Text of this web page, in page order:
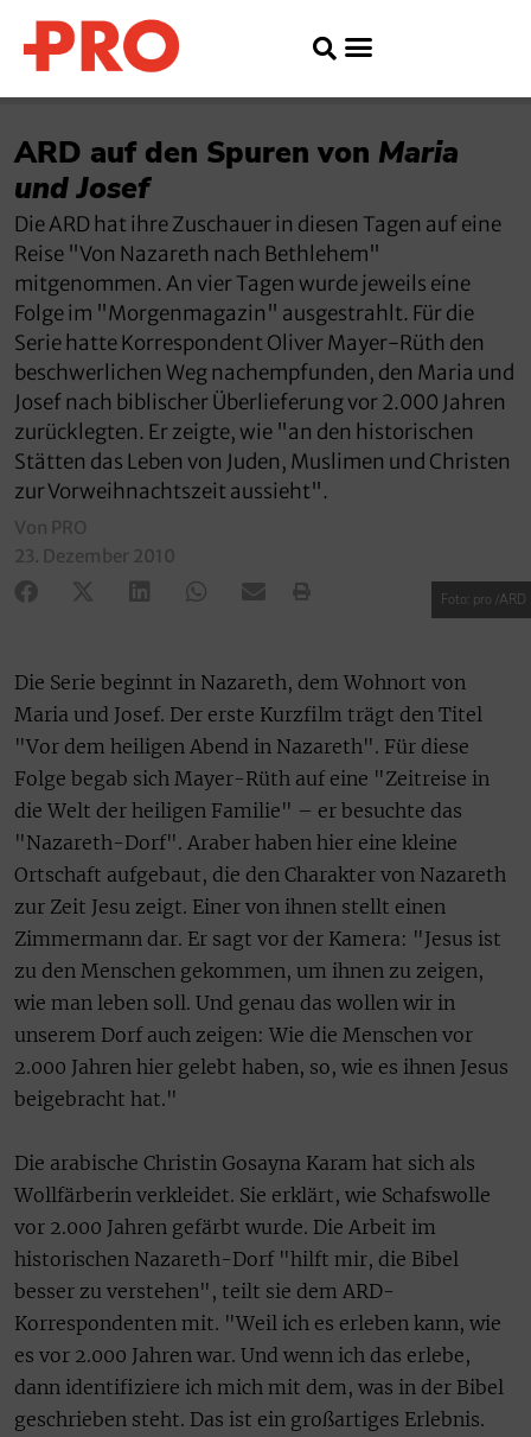
ARD auf den Spuren von Maria
und Josef
Die ARD hat ihre Zuschauer in diesen Tagen auf eine
Reise "Von Nazareth nach Bethlehem"
mitgenommen. An vier Tagen wurde jeweils eine
Folge im "Morgenmagazin" ausgestrahlt. Für die
Serie hatte Korrespondent Oliver Mayer-Rüth den
beschwerlichen Weg nachempfunden, den Maria und
Josef nach biblischer Überlieferung vor 2.000 Jahren
zurücklegten. Er zeigte, wie "an den historischen
Stätten das Leben von Juden, Muslimen und Christen
zur Vorweihnachtszeit aussieht".
Von PRO
23. Dezember 2010
Foto: pro /ARD
Die Serie beginnt in Nazareth, dem Wohnort von
Maria und Josef. Der erste Kurzfilm trägt den Titel
"Vor dem heiligen Abend in Nazareth". Für diese
Folge begab sich Mayer-Rüth auf eine "Zeitreise in
die Welt der heiligen Familie" – er besuchte das
"Nazareth-Dorf". Araber haben hier eine kleine
Ortschaft aufgebaut, die den Charakter von Nazareth
zur Zeit Jesu zeigt. Einer von ihnen stellt einen
Zimmermann dar. Er sagt vor der Kamera: "Jesus ist
zu den Menschen gekommen, um ihnen zu zeigen,
wie man leben soll. Und genau das wollen wir in
unserem Dorf auch zeigen: Wie die Menschen vor
2.000 Jahren hier gelebt haben, so, wie es ihnen Jesus
beigebracht hat."
Die arabische Christin Gosayna Karam hat sich als
Wollfärberin verkleidet. Sie erklärt, wie Schafswolle
vor 2.000 Jahren gefärbt wurde. Die Arbeit im
historischen Nazareth-Dorf "hilft mir, die Bibel
besser zu verstehen", teilt sie dem ARD-
Korrespondenten mit. "Weil ich es erleben kann, wie
es vor 2.000 Jahren war. Und wenn ich das erlebe,
dann identifiziere ich mich mit dem, was in der Bibel
geschrieben steht. Das ist ein großartiges Erlebnis.